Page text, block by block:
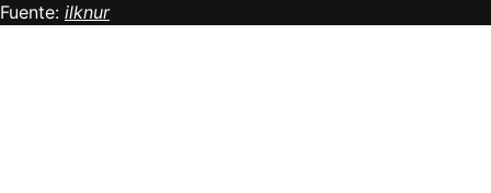
Fuente: ilknur